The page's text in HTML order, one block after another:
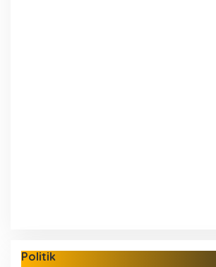
Politik